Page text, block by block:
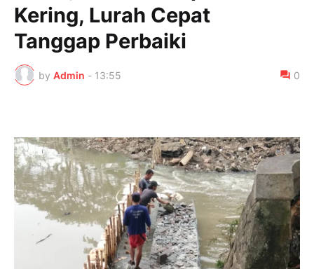
Kering, Lurah Cepat
Tanggap Perbaiki
by Admin - 13:55 0